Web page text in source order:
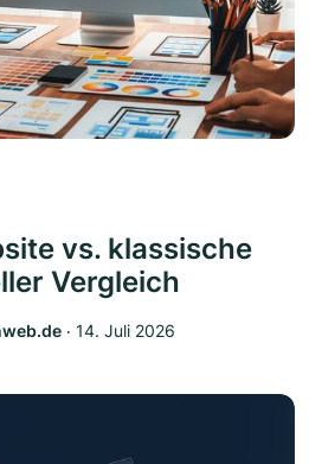
vs. klassische
Vergleich
‧ 14. Juli 2026